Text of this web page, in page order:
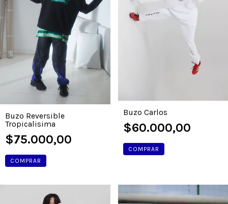
Buzo Reversible
Tropicalisima
$75.000,00
COMPRAR
Buzo Carlos
$60.000,00
COMPRAR